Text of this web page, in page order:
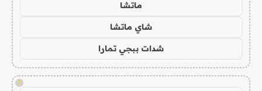
ماتشا
شاي ماتشا
شدات ببجي تمارا
!